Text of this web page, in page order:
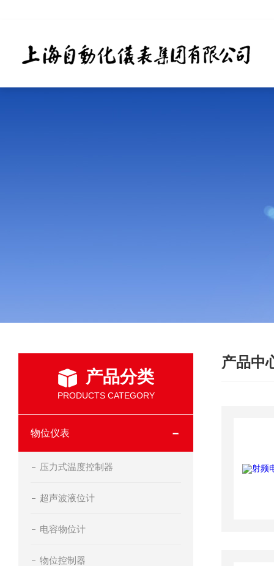
产品分类
PRODUCTS CATEGORY
物位仪表
压力式温度控制器
超声波液位计
电容物位计
物位控制器
产品中